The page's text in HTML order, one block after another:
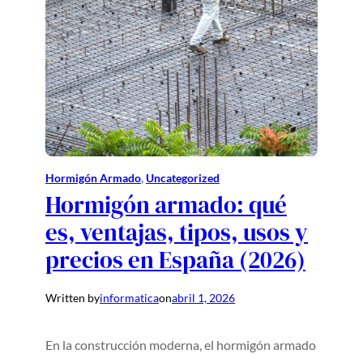
Hormigón Armado, Uncategorized
Hormigón armado: qué
es, ventajas, tipos, usos y
precios en España (2026)
Written byinformaticaonabril 1, 2026
En la construcción moderna, el hormigón armado